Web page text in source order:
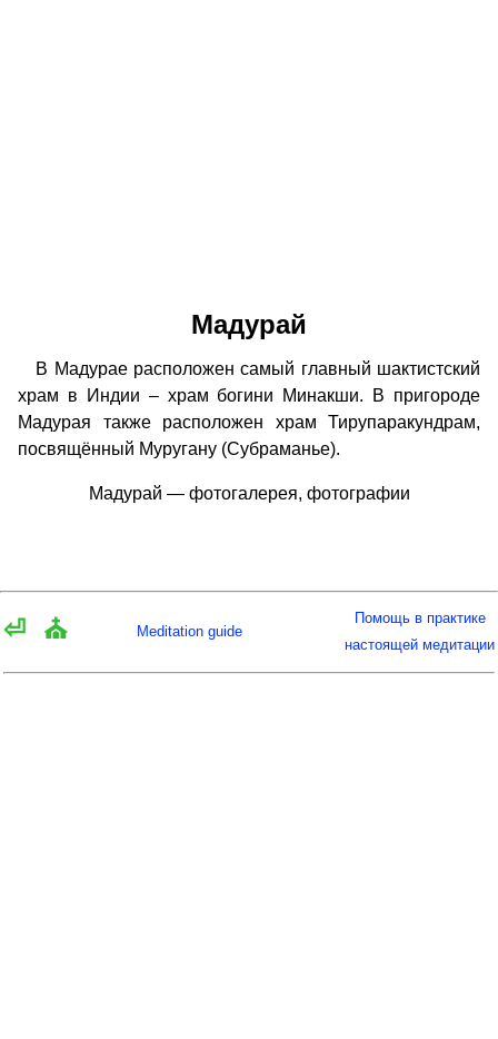
Мадурай
В Мадурае расположен самый главный шактистский
храм в Индии – храм богини Минакши. В пригороде
Мадурая также расположен храм Тирупаракундрам,
посвящённый Муругану (Субраманье).
Мадурай — фотогалерея, фотографии
⏎ ⛪ Meditation guide
Помощь в практике
настоящей медитации